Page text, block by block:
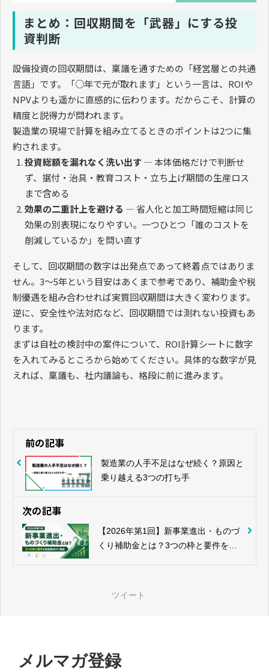
まとめ：回収期間を「武器」にする投
資判断
設備投資の回収期間は、稟議を通すための「経営層との共通
言語」です。「○年で元が取れます」という一言は、ROIや
NPVよりも遥かに直感的に伝わります。だからこそ、計算の
精度と説得力が問われます。
製造業の現場で計算を組み立てるときのポイントは2つに集
約されます。
投資総額を漏れなく洗い出す— 本体価格だけで判断せ
ず、据付・治具・教育コスト・立ち上げ期間の生産ロス
まで含める
効果の二重計上を避ける — 省人化と加工時間短縮は同じ
効果の別表現になりやすい。一つひとつ「誰のコストを
削減しているか」を問い直す
そして、回収期間の数字は出発点であって終着点ではありま
せん。3〜5年という目安はあくまで参考であり、補助金や税
制優遇を組み合わせれば実質回収期間は大きく変わります。
逆に、安全性や法対応など、回収期間では測れない投資もあ
ります。
まずは自社の検討中の案件について、ROI計算シートに数字
を入れてみるところから始めてください。具体的な数字が見
えれば、稟議も、社内議論も、格段に前に進みます。
前の記事
製造業の人手不足はなぜ続く？原因と
乗り越える3つの打ち手
次の記事
【2026年第1回】新事業進出・ものづ
くり補助金とは？3つの枠と要件を製
ツイート
メルマガ登録